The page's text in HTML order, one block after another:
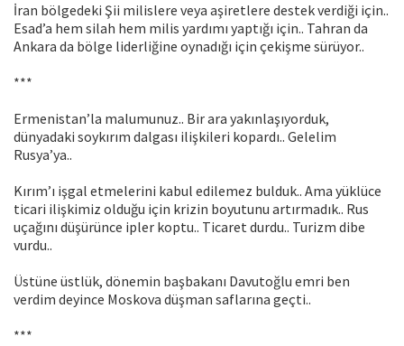
İran bölgedeki Şii milislere veya aşiretlere destek verdiği için..
Esad’a hem silah hem milis yardımı yaptığı için.. Tahran da
Ankara da bölge liderliğine oynadığı için çekişme sürüyor..
***
Ermenistan’la malumunuz.. Bir ara yakınlaşıyorduk,
dünyadaki soykırım dalgası ilişkileri kopardı.. Gelelim
Rusya’ya..
Kırım’ı işgal etmelerini kabul edilemez bulduk.. Ama yüklüce
ticari ilişkimiz olduğu için krizin boyutunu artırmadık.. Rus
uçağını düşürünce ipler koptu.. Ticaret durdu.. Turizm dibe
vurdu..
Üstüne üstlük, dönemin başbakanı Davutoğlu emri ben
verdim deyince Moskova düşman saflarına geçti..
***